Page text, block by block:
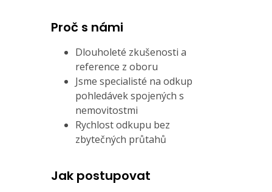
Proč s námi
Dlouholeté zkušenosti a
reference z oboru
Jsme specialisté na odkup
pohledávek spojených s
nemovitostmi
Rychlost odkupu bez
zbytečných průtahů
Jak postupovat